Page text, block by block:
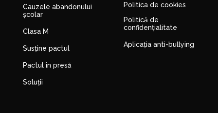
Cauzele abandonului
școlar
Clasa M
Susține pactul
Pactul în presă
Soluții
Politica de cookies
Politică de
confidențialitate
Aplicația anti-bullying